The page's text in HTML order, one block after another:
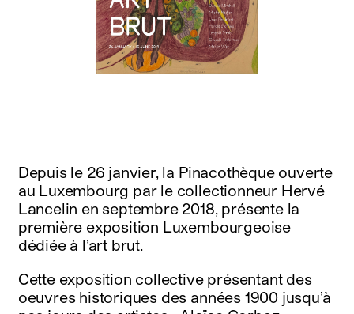
français english
Depuis le 26 janvier, la Pinacothèque ouverte
au Luxembourg par le collectionneur Hervé
Lancelin en septembre 2018, présente la
première exposition Luxembourgeoise
dédiée à l’art brut.
Cette exposition collective présentant des
oeuvres historiques des années 1900 jusqu’à